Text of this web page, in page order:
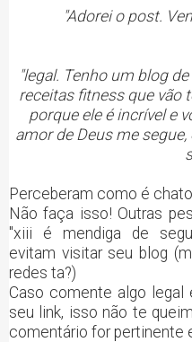
"Adorei o post.
"legal. Tenho um blog
receitas fitness que vão
porque ele é incrível e
amor de Deus me
Perceberam como é
Não faça isso! Outras
"xiii é mendiga de
evitam visitar seu blog
redes ta?)
Caso comente algo legal
seu link, isso não te
comentário for pertinente